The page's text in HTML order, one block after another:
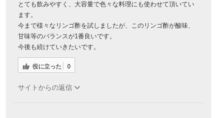
とても飲みやすく、大容量で色々な料理にも使わせて頂いてい
ます。
今まで様々なリンゴ酢を試しましたが、このリンゴ酢が酸味、
甘味等のバランスが1番良いです。
今後も続けていきたいです。
役に立った 0
サイトからの返信